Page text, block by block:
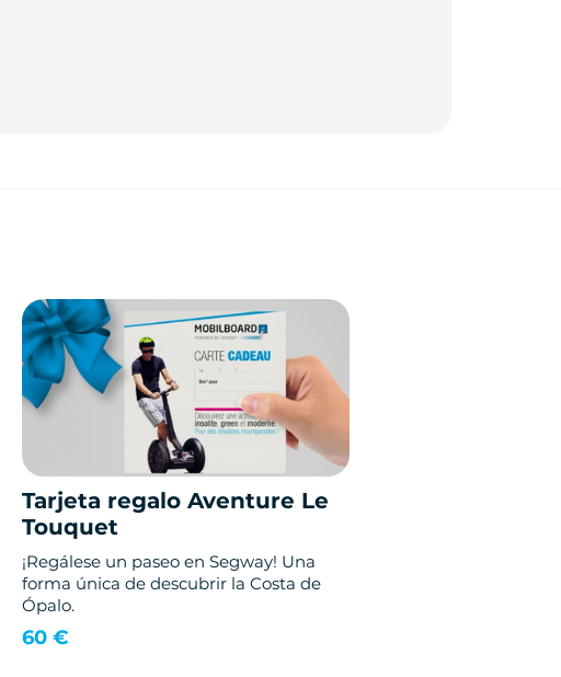
Tarjeta regalo Aventure Le
Touquet
¡Regálese un paseo en Segway! Una
forma única de descubrir la Costa de
Ópalo.
60 €